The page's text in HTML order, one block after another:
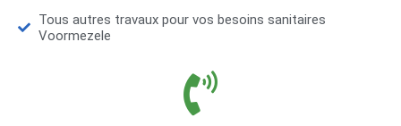
Tous autres travaux pour vos besoins sanitaires
Voormezele